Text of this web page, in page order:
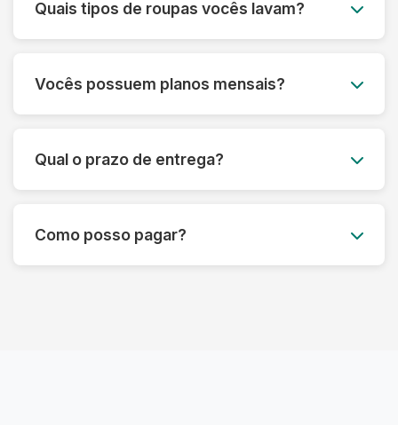
a lavagem, entregamos tudo limpo e passado
para você.
Quais tipos de roupas vocês lavam?
festa, ternos e roupas de couro. Também
lavamos edredons, tapetes, tênis e muito mais.
Vocês possuem planos mensais?
necessidades, com um ótimo custo-benefício.
Entre em contato para saber mais.
Qual o prazo de entrega?
Oferecemos também opções de lavagem
express.
Como posso pagar?